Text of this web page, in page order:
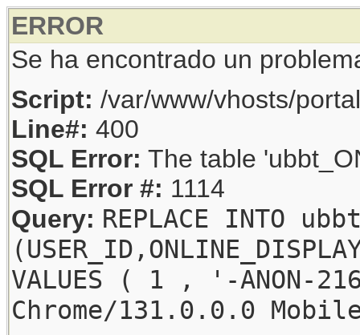
ERROR
Se ha encontrado un
Script: /var/www/vhosts/
Line#: 400
SQL Error: The table
SQL Error #: 1114
Query: REPLACE INTO
VALUES ( 1 , '-
Chrome/131.0.0.0